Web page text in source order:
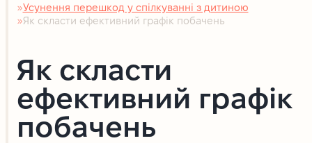
Головна
Усунення перешкод у спілкуванні з дитиною
Як скласти ефективний графік побачень
Як скласти
ефективний графік
побачень